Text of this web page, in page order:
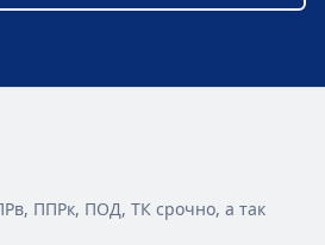
ППРк, ПОД, ТК срочно, а так